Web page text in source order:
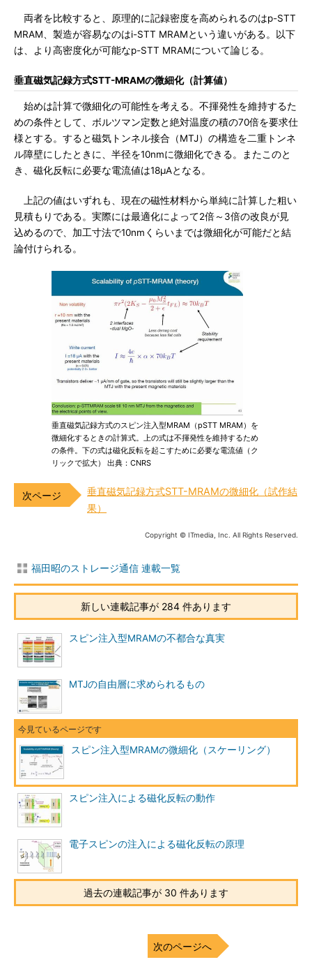
両者を比較すると、原理的に記録密度を高められるのはp-STT
MRAM、製造が容易なのはi-STT MRAMという違いがある。以下
は、より高密度化が可能なp-STT MRAMについて論じる。
垂直磁気記録方式STT-MRAMの微細化（計算値）
始めは計算で微細化の可能性を考える。不揮発性を維持するた
めの条件として、ボルツマン定数と絶対温度の積の70倍を要求仕
様とする。すると磁気トンネル接合（MTJ）の構造を二重トンネ
ル障壁にしたときに、半径を10nmに微細化できる。またこのと
き、磁化反転に必要な電流値は18μAとなる。
上記の値はいずれも、現在の磁性材料から単純に計算した粗い
見積もりである。実際には最適化によって2倍～3倍の改良が見
込めるので、加工寸法で10nmくらいまでは微細化が可能だと結
論付けられる。
垂直磁気記録方式のスピン注入型MRAM（pSTT MRAM）を
微細化するときの計算式。上の式は不揮発性を維持するため
の条件。下の式は磁化反転を起こすために必要な電流値（ク
リックで拡大） 出典：CNRS
垂直磁気記録方式STT-MRAMの微細化（試作結
果）
Copyright © ITmedia, Inc. All Rights Reserved.
福田昭のストレージ通信 連載一覧
新しい連載記事が 284 件あります
スピン注入型MRAMの不都合な真実
MTJの自由層に求められるもの
スピン注入型MRAMの微細化（スケーリング）
スピン注入による磁化反転の動作
電子スピンの注入による磁化反転の原理
過去の連載記事が 30 件あります
次のページへ